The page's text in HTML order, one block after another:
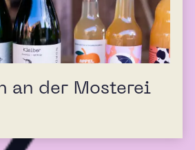
an der Mosterei